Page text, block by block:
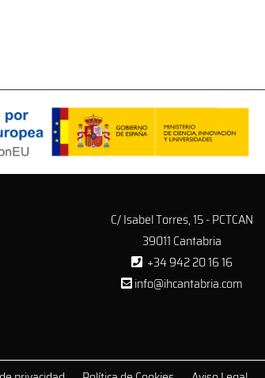
C/ Isabel Torres, 15 - PCTCAN
39011 Cantabria
+34 942 20 16 16
info@ihcantabria.com